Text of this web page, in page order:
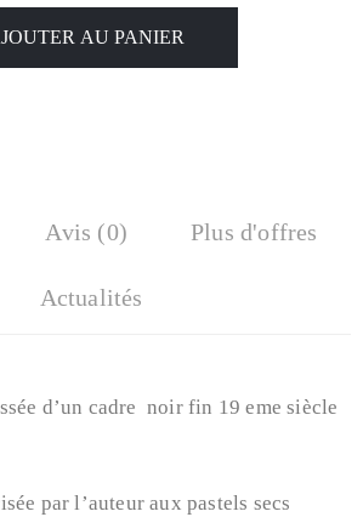
AU PANIER
Avis (0) Plus d'offres
Actualités
d’un cadre noir fin 19 eme siècle
par l’auteur aux pastels secs